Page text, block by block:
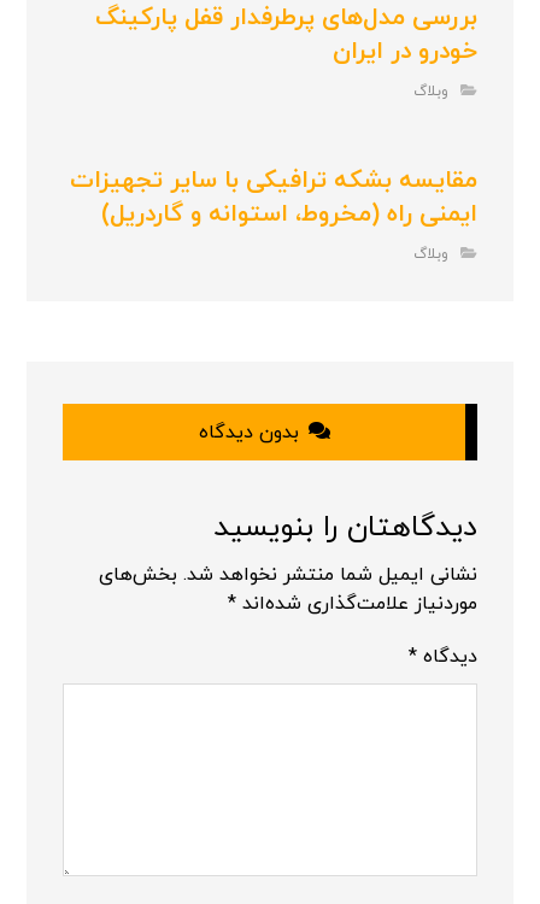
بررسی مدل‌های پرطرفدار قفل پارکینگ
خودرو در ایران
وبلاگ
مقایسه بشکه ترافیکی با سایر تجهیزات
ایمنی راه (مخروط، استوانه و گاردریل)
وبلاگ
بدون دیدگاه
دیدگاهتان را بنویسید
نشانی ایمیل شما منتشر نخواهد شد. بخش‌های
موردنیاز علامت‌گذاری شده‌اند*
دیدگاه*